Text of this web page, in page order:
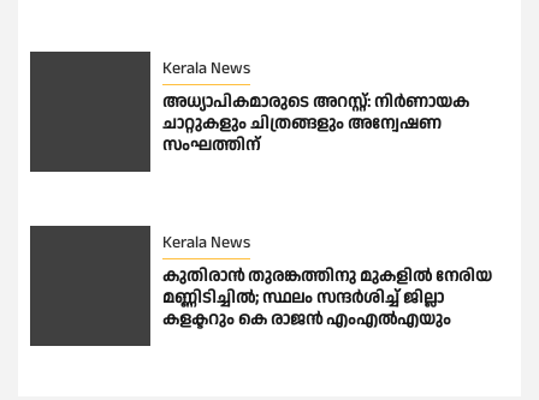
Kerala News
അധ്യാപികമാരുടെ അറസ്റ്റ്: നിർണായക
ചാറ്റുകളും ചിത്രങ്ങളും അന്വേഷണ
സംഘത്തിന്
Kerala News
കുതിരാന്‍ തുരങ്കത്തിനു മുകളില്‍ നേരിയ
മണ്ണിടിച്ചില്‍; സ്ഥലം സന്ദര്‍ശിച്ച് ജില്ലാ
കളക്ടറും കെ രാജന്‍ എംഎല്‍എയും